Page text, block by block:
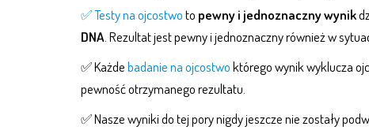
✅Testy na ojcostwoto pewny i jednoznaczny wynik
DNA . Rezultat jest pewny i jednoznaczny również w
✅ Każdebadanie na ojcostwoktórego wynik wyklucza
pewność otrzymanego rezultatu.
✅ Nasze wyniki do tej pory nigdy jeszcze nie zostały